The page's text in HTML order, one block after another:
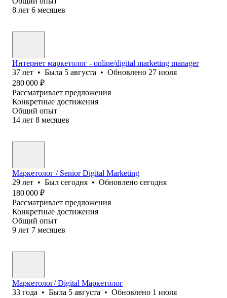
8 лет 6 месяцев
Интернет маркетолог - online/digital marketing manager
37 лет • Была 5 августа • Обновлено 27 июля
280 000 ₽
Рассматривает предложения
Конкретные достижения
Общий опыт
14 лет 8 месяцев
Маркетолог / Senior Digital Marketing
29 лет • Был сегодня • Обновлено сегодня
180 000 ₽
Рассматривает предложения
Конкретные достижения
Общий опыт
9 лет 7 месяцев
Маркетолог/ Digital Маркетолог
33 года • Была 5 августа • Обновлено 1 июля